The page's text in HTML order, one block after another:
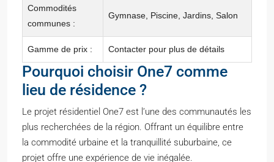
Commodités
communes :
Gymnase, Piscine, Jardins, Salon
Gamme de prix : Contacter pour plus de détails
Pourquoi choisir One7 comme
lieu de résidence ?
Le projet résidentiel One7 est l’une des communautés les
plus recherchées de la région. Offrant un équilibre entre
la commodité urbaine et la tranquillité suburbaine, ce
projet offre une expérience de vie inégalée.